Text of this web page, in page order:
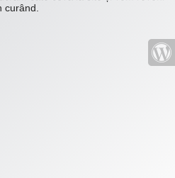
curând.